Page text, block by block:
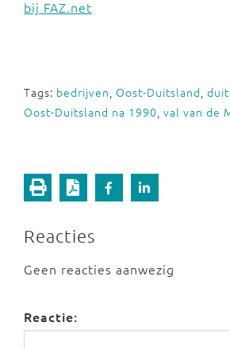
bij FAZ.net
Tags: bedrijven, Oost-Duitsland,
Oost-Duitsland na 1990, val van de
Reacties
Geen reacties aanwezig
Reactie: